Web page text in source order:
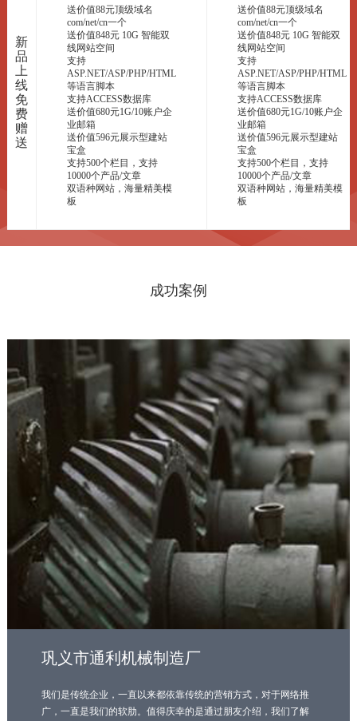
新
品
上
线
免
费
赠
送
送价值88元顶级域名
com/net/cn一个
送价值848元 10G 智能双
线网站空间
支持
ASP.NET/ASP/PHP/HTML
等语言脚本
支持ACCESS数据库
送价值680元1G/10账户企
业邮箱
送价值596元展示型建站
宝盒
支持500个栏目，支持
10000个产品/文章
双语种网站，海量精美模
板
送价值88元顶级域名
com/net/cn一个
送价值848元 10G 智能双
线网站空间
支持
ASP.NET/ASP/PHP/HTML
等语言脚本
支持ACCESS数据库
送价值680元1G/10账户企
业邮箱
送价值596元展示型建站
宝盒
支持500个栏目，支持
10000个产品/文章
双语种网站，海量精美模
板
成功案例
巩义市通利机械制造厂
我们是传统企业，一直以来都依靠传统的营销方式，对于网络推
广，一直是我们的软肋。值得庆幸的是通过朋友介绍，我们了解